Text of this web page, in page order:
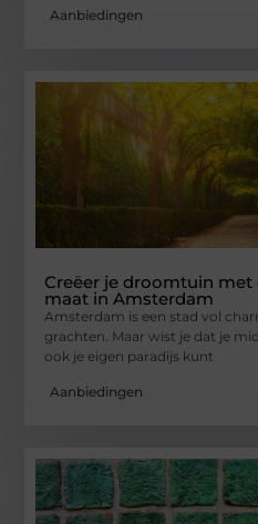
Aanbiedingen
Creëer je droomtuin
maat in Amsterdam
Amsterdam is een stad vol
grachten. Maar wist je dat je
ook je eigen paradijs kunt
Aanbiedingen